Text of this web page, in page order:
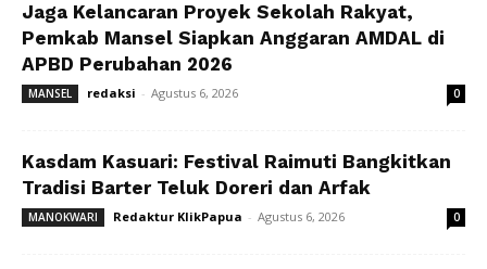
Jaga Kelancaran Proyek Sekolah Rakyat,
Pemkab Mansel Siapkan Anggaran AMDAL di
APBD Perubahan 2026
MANSEL redaksi - Agustus 6, 2026 0
Kasdam Kasuari: Festival Raimuti Bangkitkan
Tradisi Barter Teluk Doreri dan Arfak
MANOKWARI Redaktur KlikPapua - Agustus 6, 2026 0